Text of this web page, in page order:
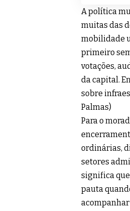
A política
muitas das
mobilidade
primeiro
votações,
da capital.
sobre
Palmas)
Para o
ordinárias,
setores
significa
pauta